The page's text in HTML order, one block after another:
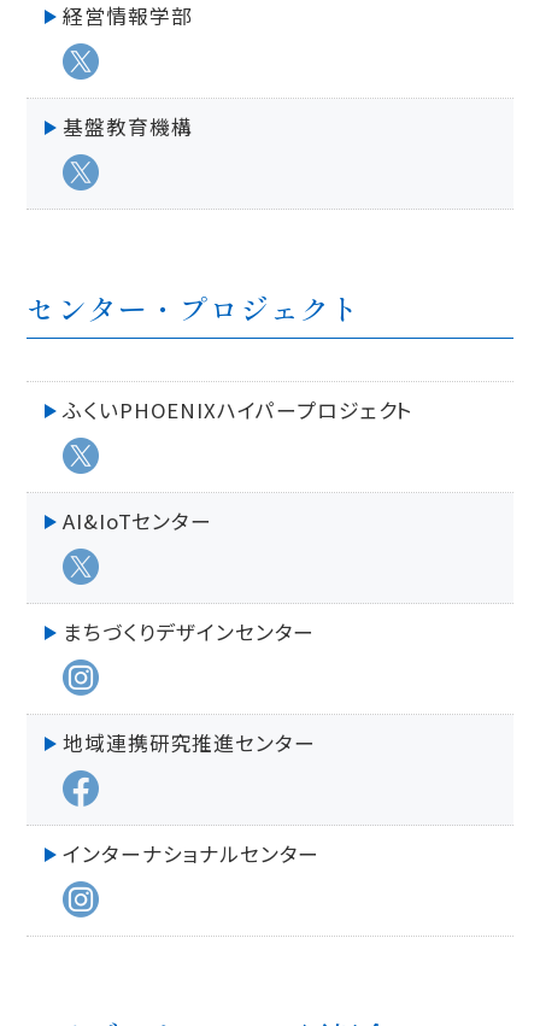
経営情報学部
基盤教育機構
センター・プロジェクト
ふくいPHOENIXハイパープロジェクト
AI&IoTセンター
まちづくりデザインセンター
地域連携研究推進センター
インターナショナルセンター